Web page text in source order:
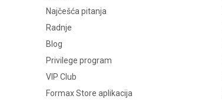
Najčešća pitanja
Radnje
Blog
Privilege program
VIP Club
Formax Store aplikacija